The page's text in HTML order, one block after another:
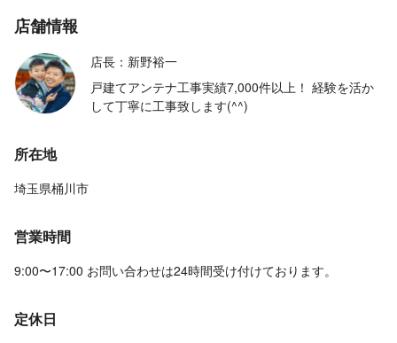
店舗情報
店長：新野裕一
戸建てアンテナ工事実績7,000件以上！ 経験を活か
して丁寧に工事致します(^^)
所在地
埼玉県桶川市
営業時間
9:00〜17:00 お問い合わせは24時間受け付けております。
定休日